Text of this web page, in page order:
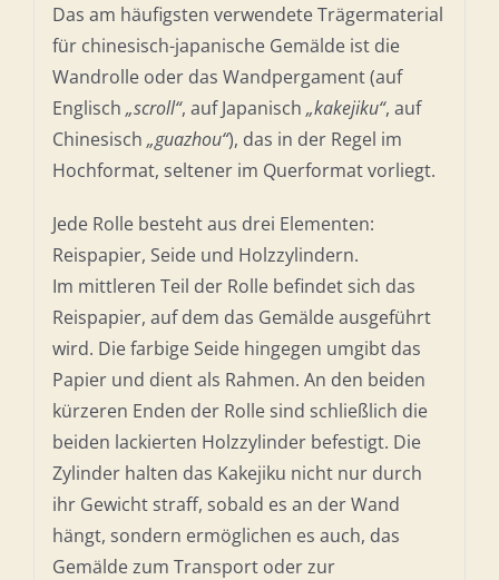
Das am häufigsten verwendete Trägermaterial
für chinesisch-japanische Gemälde ist die
Wandrolle oder das Wandpergament (auf
Englisch „scroll“, auf Japanisch „kakejiku“, auf
Chinesisch „guazhou“), das in der Regel im
Hochformat, seltener im Querformat vorliegt.
Jede Rolle besteht aus drei Elementen:
Reispapier, Seide und Holzzylindern.
Im mittleren Teil der Rolle befindet sich das
Reispapier, auf dem das Gemälde ausgeführt
wird. Die farbige Seide hingegen umgibt das
Papier und dient als Rahmen. An den beiden
kürzeren Enden der Rolle sind schließlich die
beiden lackierten Holzzylinder befestigt. Die
Zylinder halten das Kakejiku nicht nur durch
ihr Gewicht straff, sobald es an der Wand
hängt, sondern ermöglichen es auch, das
Gemälde zum Transport oder zur